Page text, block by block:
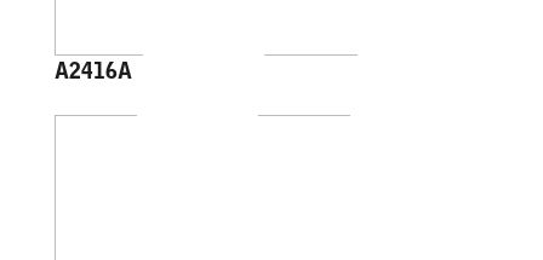
A2416A